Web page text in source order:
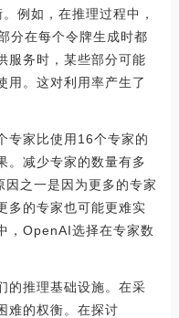
例如，在推理过程中，
分在每个令牌生成时都
服务时，某些部分可能
用。这对利用率产生了
专家比使用16个专家的
。减少专家的数量有多
之一是因为更多的专家
多的专家也可能更难实
，OpenAI选择在专家数
的推理基础设施。在采
难的权衡。在探讨